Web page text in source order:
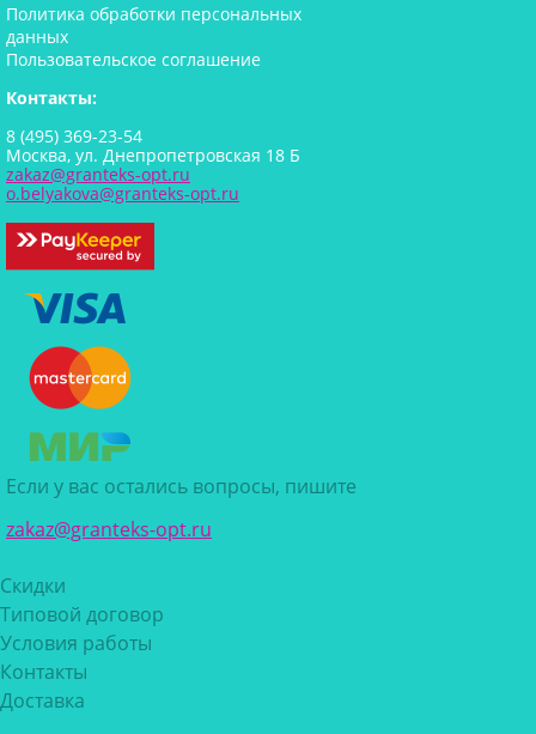
Политика обработки персональных
данных
Пользовательское соглашение
Контакты:
8 (495) 369-23-54
Москва, ул. Днепропетровская 18 Б
zakaz@granteks-opt.ru
o.belyakova@granteks-opt.ru
Если у вас остались вопросы, пишите
zakaz@granteks-opt.ru
Скидки
Типовой договор
Условия работы
Контакты
Доставка